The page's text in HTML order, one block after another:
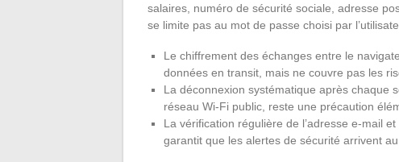
salaires, numéro de sécurité sociale, adresse
se limite pas au mot de passe choisi par
Le chiffrement des échanges entre le
données en transit, mais ne couvre pas les
La déconnexion systématique après chaque
réseau Wi-Fi public, reste une précaution
La vérification régulière de l’adresse e-mail
garantit que les alertes de sécurité arrivent